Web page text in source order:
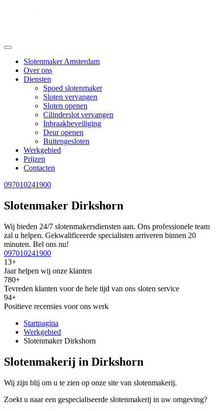
Slotenmaker Amsterdam
Over ons
Diensten
Spoed slotenmaker
Sloten vervangen
Sloten openen
Cilinderslot vervangen
Inbraakbeveiliging
Deur openen
Buitengesloten
Werkgebied
Prijzen
Contacten
097010241900
Slotenmaker Dirkshorn
Wij bieden 24/7 slotenmakersdiensten aan. Ons professionele team
zal u helpen. Gekwalificeerde specialisten arriveren binnen 20
minuten. Bel ons nu!
097010241900
13+
Jaar helpen wij onze klanten
780+
Tevreden klanten voor de hele tijd van ons sloten service
94+
Positieve recensies voor ons werk
Startpagina
Werkgebied
Slotenmaker Dirkshorn
Slotenmakerij in Dirkshorn
Wij zijn blij om u te zien op onze site van slotenmakerij.
Zoekt u naar een gespecialiseerde slotenmakerij in uw omgeving?